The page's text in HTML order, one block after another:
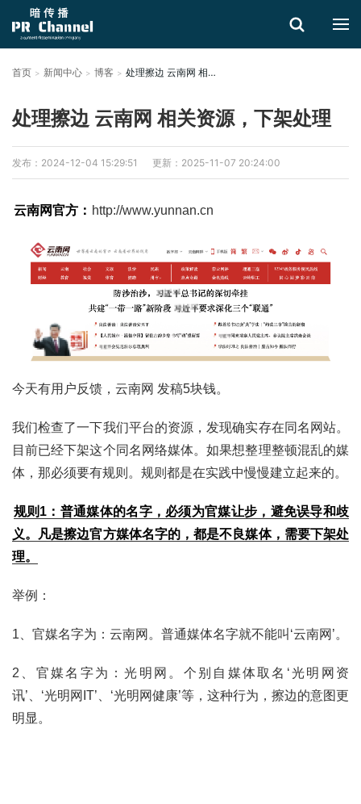
首页 新闻中心 博客 处理擦边 云南网 相关资源，下架处理
处理擦边 云南网 相关资源，下架处理
发布：2024-12-04 15:29:51 更新：2025-11-07 20:24:00
云南网官方： http://www.yunnan.cn
今天有用户反馈，云南网 发稿5块钱。
我们检查了一下我们平台的资源，发现确实存在同名网站。
目前已经下架这个同名网络媒体。如果想整理整顿混乱的媒
体，那必须要有规则。规则都是在实践中慢慢建立起来的。
规则1：普通媒体的名字，必须为官媒让步，避免误导和歧
义。凡是擦边官方媒体名字的，都是不良媒体，需要下架处
理。
举例：
1、官媒名字为：云南网。普通媒体名字就不能叫‘云南网’。
2、官媒名字为：光明网。个别自媒体取名‘光明网资
讯’、‘光明网IT’、‘光明网健康’等，这种行为，擦边的意图更
明显。